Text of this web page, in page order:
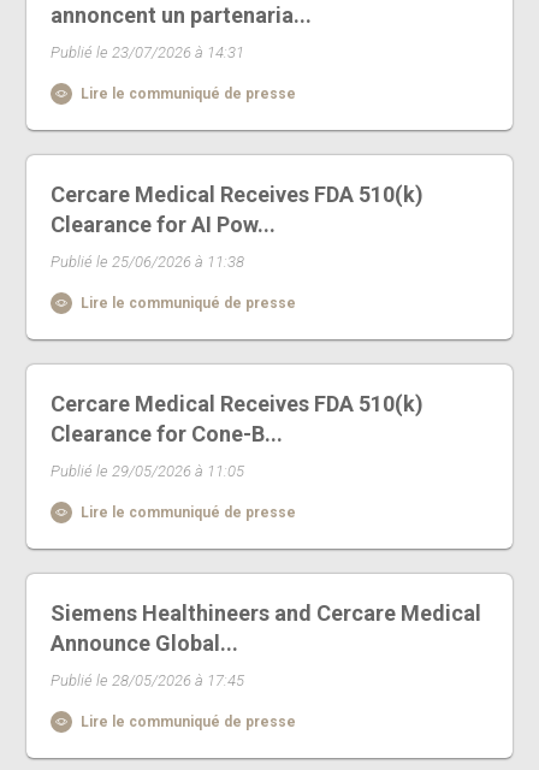
annoncent un partenaria...
Publié le 23/07/2026 à 14:31
Lire le communiqué de presse
Cercare Medical Receives FDA 510(k)
Clearance for AI Pow...
Publié le 25/06/2026 à 11:38
Lire le communiqué de presse
Cercare Medical Receives FDA 510(k)
Clearance for Cone-B...
Publié le 29/05/2026 à 11:05
Lire le communiqué de presse
Siemens Healthineers and Cercare Medical
Announce Global...
Publié le 28/05/2026 à 17:45
Lire le communiqué de presse